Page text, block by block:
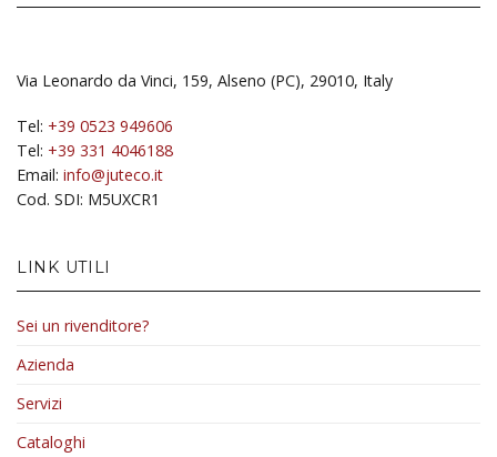
Via Leonardo da Vinci, 159, Alseno (PC), 29010, Italy
Tel: +39 0523 949606
Tel: +39 331 4046188
Email: info@juteco.it
Cod. SDI: M5UXCR1
LINK UTILI
Sei un rivenditore?
Azienda
Servizi
Cataloghi